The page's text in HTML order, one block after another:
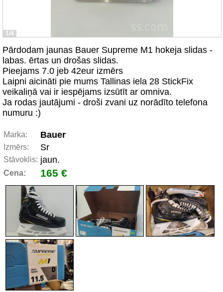
1/4
Pārdodam jaunas Bauer Supreme M1 hokeja slidas -
labas. ērtas un drošas slidas.
Pieejams 7.0 jeb 42eur izmērs
Laipni aicināti pie mums Tallinas iela 28 StickFix
veikaliņā vai ir iespējams izsūtīt ar omniva.
Ja rodas jautājumi - droši zvani uz norādīto telefona
numuru :)
Marka: Bauer
Izmērs: Sr
Stāvoklis: jaun.
Cena: 165 €